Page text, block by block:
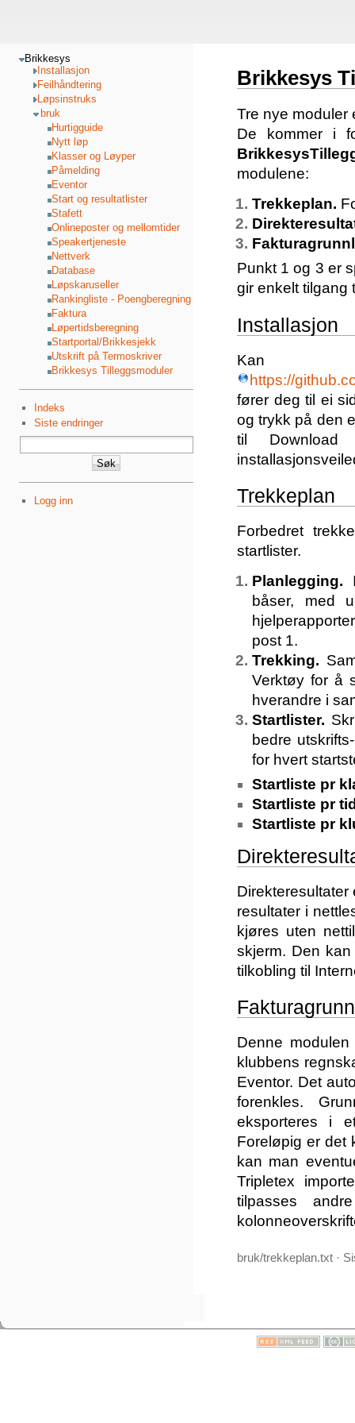
Brikkesys
Tre nye moduler
De kommer i
modulene:
Trekkeplan.
Punkt 1 og 3 er
gir enkelt tilgang
Installasjon
Kan
https://
fører deg til ei
og trykk på den
til
Trekkeplan
Forbedret
startlister.
Planlegging.
båser, med
post 1.
Trekking.
Verktøy for å
hverandre i
Startlister.
bedre
for hvert
Startliste pr
Startliste pr
Startliste pr
Direkteresultater
resultater i
kjøres uten
skjerm. Den
tilkobling til
Denne
klubbens
Eventor. Det
forenkles.
eksporteres i
Foreløpig er det
kan man
Tripletex
tilpasses
bruk/trekkeplan.txt ·
Brikkesys
Installasjon
Feilhåndtering
Løpsinstruks
bruk
Hurtigguide
Nytt løp
Klasser og Løyper
Påmelding
Eventor
Start og resultatlister
Stafett
Onlineposter og mellomtider
Speakertjeneste
Nettverk
Database
Løpskaruseller
Rankingliste - Poengberegning
Faktura
Løpertidsberegning
Startportal/Brikkesjekk
Utskrift på Termoskriver
Brikkesys Tilleggsmoduler
Indeks
Siste endringer
Logg inn